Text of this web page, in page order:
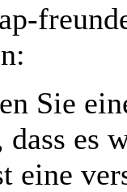
Sie
dass es
eine